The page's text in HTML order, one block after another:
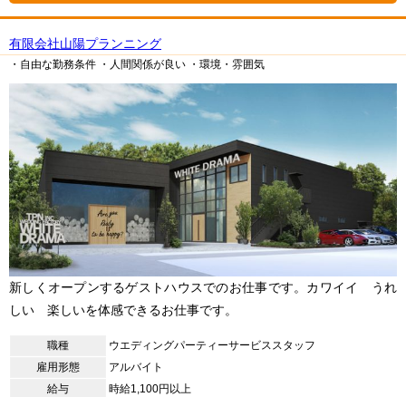
有限会社山陽プランニング
・自由な勤務条件 ・人間関係が良い ・環境・雰囲気
新しくオープンするゲストハウスでのお仕事です。カワイイ うれ
しい 楽しいを体感できるお仕事です。
職種
ウエディングパーティーサービススタッフ
雇用形態
アルバイト
給与
時給1,100円以上